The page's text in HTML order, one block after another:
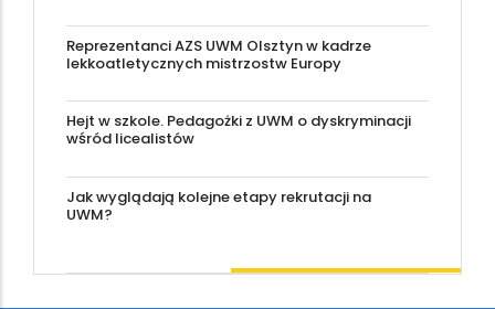
Reprezentanci AZS UWM Olsztyn w kadrze
lekkoatletycznych mistrzostw Europy
Hejt w szkole. Pedagożki z UWM o dyskryminacji
wśród licealistów
Jak wyglądają kolejne etapy rekrutacji na
UWM?